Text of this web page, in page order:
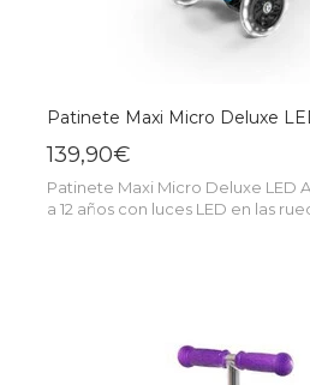
Patinete Maxi Micro Deluxe
139,90€
Patinete Maxi Micro Deluxe LED
a 12 años con luces LED en las